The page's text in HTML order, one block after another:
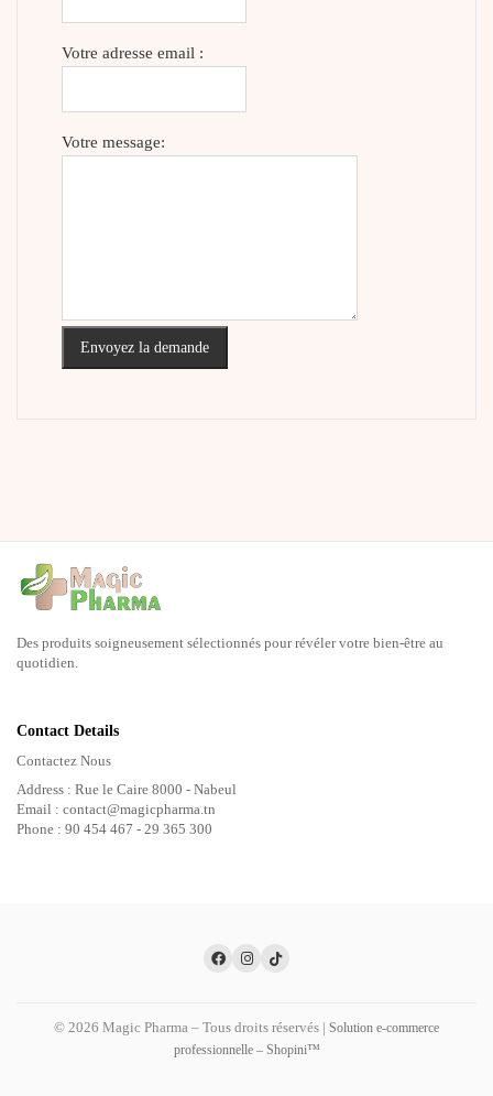
Votre adresse email :
Votre message:
Envoyez la demande
Des produits soigneusement sélectionnés pour révéler votre bien-être au
quotidien.
Contact Details
Contactez Nous
Address : Rue le Caire 8000 - Nabeul
Email : contact@magicpharma.tn
Phone : 90 454 467 - 29 365 300
© 2026 Magic Pharma – Tous droits réservés | Solution e-commerce
professionnelle – Shopini™